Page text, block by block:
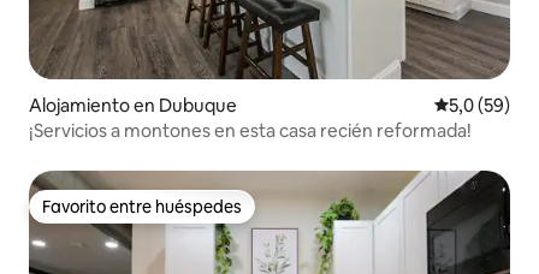
Alojamiento en Dubuque Calificación
5,0 (59)
¡Servicios a montones en esta casa recién reformada!
Favorito entre huéspedes
Favorito entre huéspedes